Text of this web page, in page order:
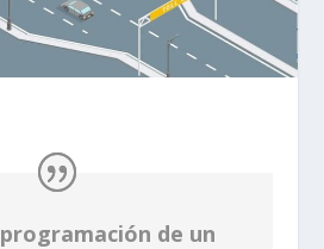
programación de un